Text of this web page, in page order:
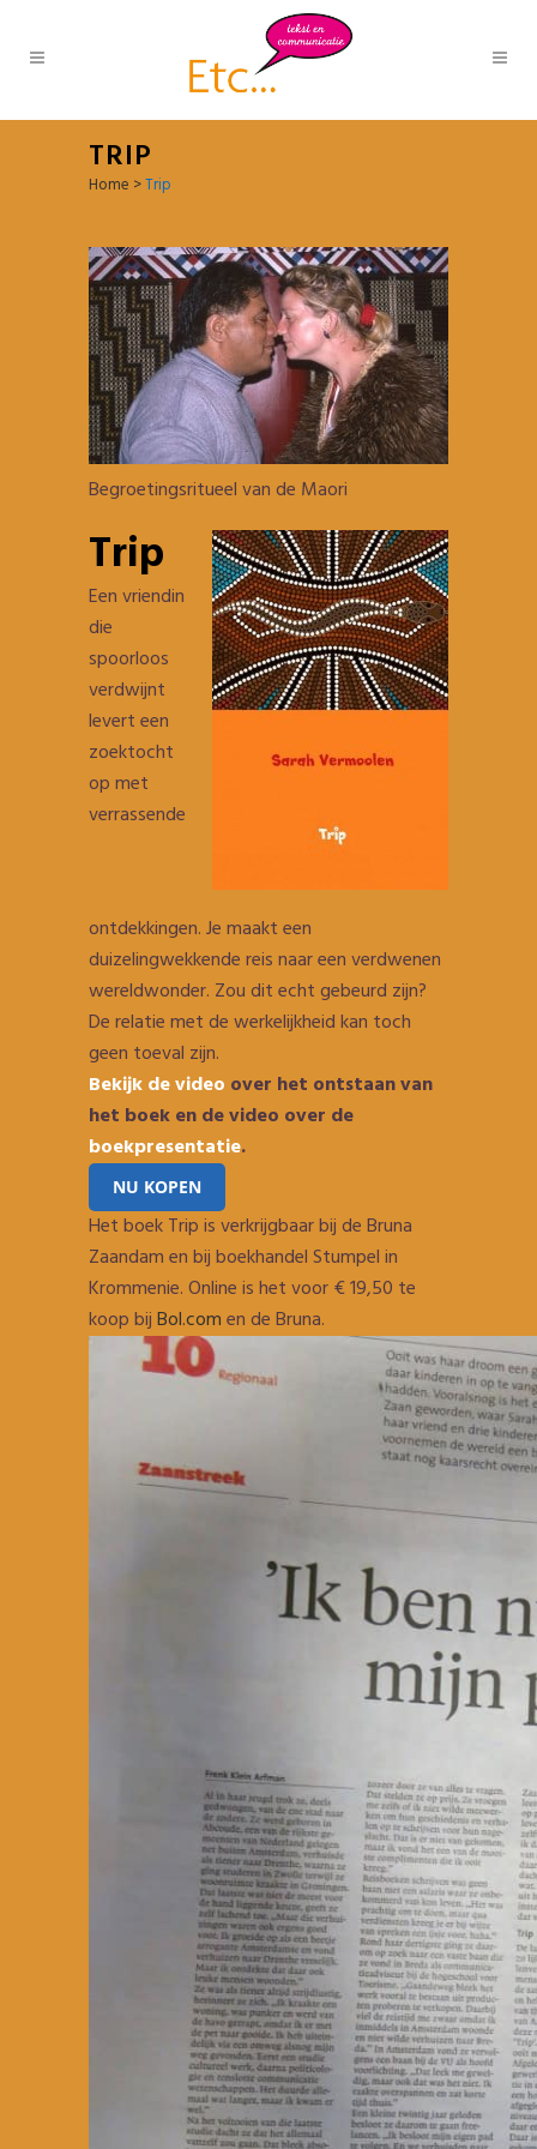
TRIP
Home >Trip
Begroetingsritueel van de Maori
Trip
Een vriendin
die
spoorloos
verdwijnt
levert een
zoektocht
op met
verrassende
ontdekkingen. Je maakt een
duizelingwekkende reis naar een verdwenen
wereldwonder. Zou dit echt gebeurd zijn?
De relatie met de werkelijkheid kan toch
geen toeval zijn.
Bekijk de video over het ontstaan van
het boek en de video over de
boekpresentatie.
NU KOPEN
Het boek Trip is verkrijgbaar bij de Bruna
Zaandam en bij boekhandel Stumpel in
Krommenie. Online is het voor € 19,50 te
koop bijBol.comen de Bruna.